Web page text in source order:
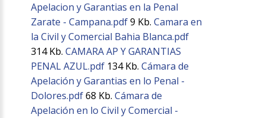
Apelacion y Garantias en la Penal
Zarate - Campana.pdf9 Kb.Camara en
la Civil y Comercial Bahia Blanca.pdf
314 Kb.CAMARA AP Y GARANTIAS
PENAL AZUL.pdf 134 Kb.Cámara de
Apelación y Garantias en lo Penal -
Dolores.pdf68 Kb.Cámara de
Apelación en lo Civil y Comercial -